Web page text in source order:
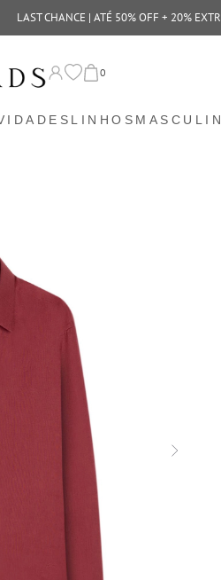
LAST CHANCE | ATÉ 50% OFF + 20%
0
LINHOS